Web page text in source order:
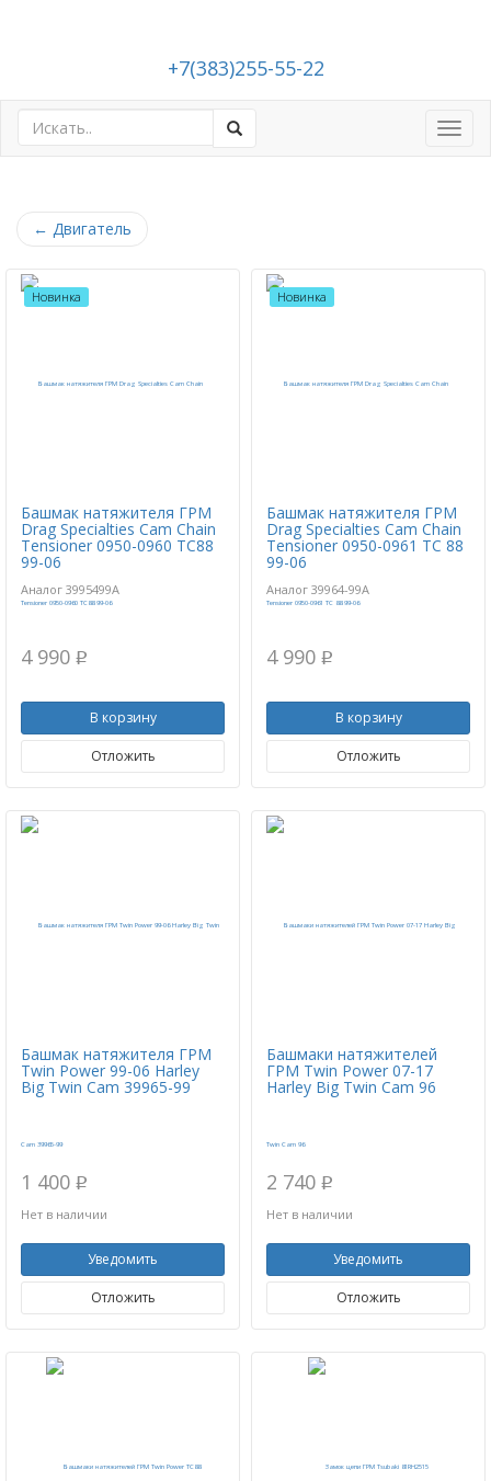
+7(383)255-55-22
← Двигатель
Новинка
Башмак натяжителя ГРМ
Drag Specialties Cam Chain
Tensioner 0950-0960 TC88
99-06
Аналог 3995499A
4 990 p
В корзину
Отложить
Новинка
Башмак натяжителя ГРМ
Drag Specialties Cam Chain
Tensioner 0950-0961 TC 88
99-06
Аналог 39964-99A
4 990 p
В корзину
Отложить
Башмак натяжителя ГРМ
Twin Power 99-06 Harley
Big Twin Cam 39965-99
1 400 p
Нет в наличии
Уведомить
Отложить
Башмаки натяжителей
ГРМ Twin Power 07-17
Harley Big Twin Cam 96
2 740 p
Нет в наличии
Уведомить
Отложить